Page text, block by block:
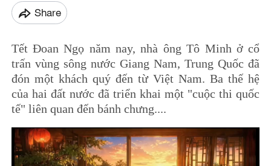
Share
Tết Đoan Ngọ năm nay, nhà ông Tô Minh ở cổ
trấn vùng sông nước Giang Nam, Trung Quốc đã
đón một khách quý đến từ Việt Nam. Ba thế hệ
của hai đất nước đã triển khai một "cuộc thi quốc
tế" liên quan đến bánh chưng....